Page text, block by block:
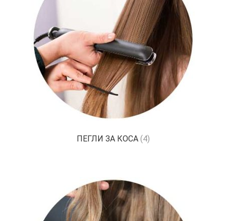
ПЕГЛИ ЗА КОСА (4)